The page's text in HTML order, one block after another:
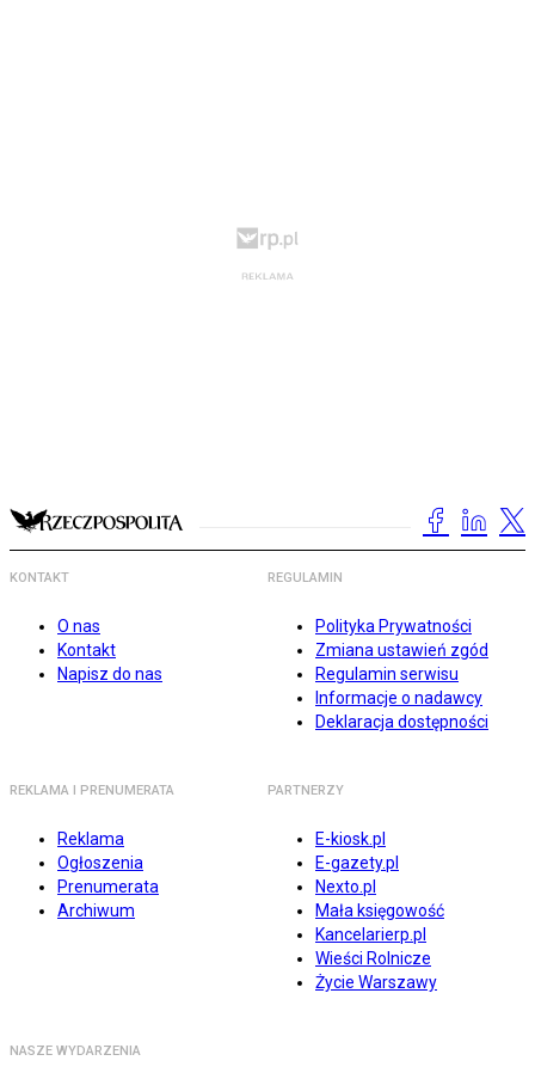
KONTAKT
O nas
Kontakt
Napisz do nas
REGULAMIN
Polityka Prywatności
Zmiana ustawień zgód
Regulamin serwisu
Informacje o nadawcy
Deklaracja dostępności
REKLAMA I PRENUMERATA
Reklama
Ogłoszenia
Prenumerata
Archiwum
PARTNERZY
E-kiosk.pl
E-gazety.pl
Nexto.pl
Mała księgowość
Kancelarierp.pl
Wieści Rolnicze
Życie Warszawy
NASZE WYDARZENIA